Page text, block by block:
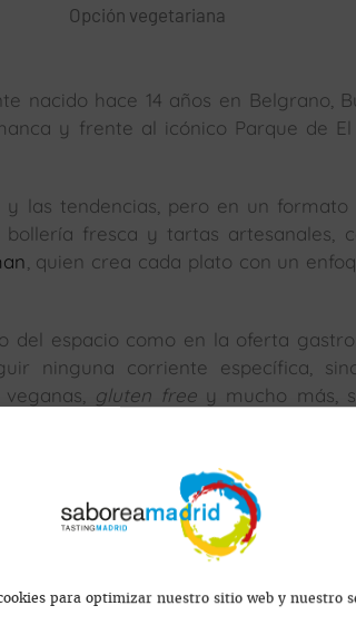
para optimizar nuestro sitio web y nuestro
Opción vegetariana
nacido hace 14 años en Belgrano,
y frente al icónico Parque de El
las tendencias, pero en un formato
fresca y tartas artesanales,
, quien crea cada plato con un
del espacio como en la oferta
ninguna corriente específica,
gluten free y mucho más,